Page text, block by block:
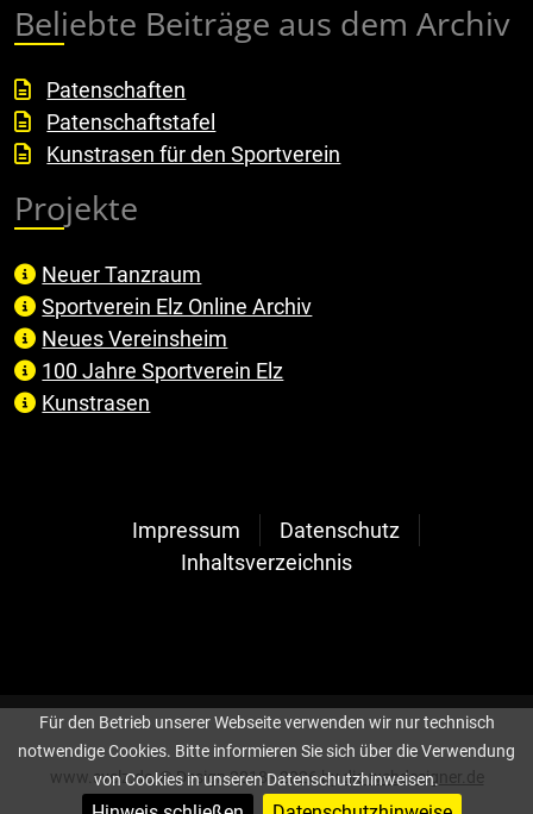
Für den Betrieb unserer Webseite verwenden wir nur technisch
notwendige Cookies. Bitte informieren Sie sich über die Verwendung
von Cookies in unseren Datenschutzhinweisen.
Beliebte Beiträge aus dem Archiv
Patenschaften
Patenschaftstafel
Kunstrasen für den Sportverein
Projekte
Neuer Tanzraum
Sportverein Elz Online Archiv
Neues Vereinsheim
100 Jahre Sportverein Elz
Kunstrasen
Impressum
Datenschutz
Inhaltsverzeichnis
www.svelz.de, © Design 2018 - 2026 bydie-webdesigner.de